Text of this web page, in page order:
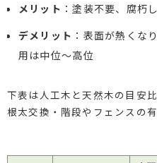
メリット ：塗装不要、腐朽
デメリット ：表面が熱くな
用は中位〜高位
下表は人工木と天然木の目安
根太交換・階段やフェンスの有